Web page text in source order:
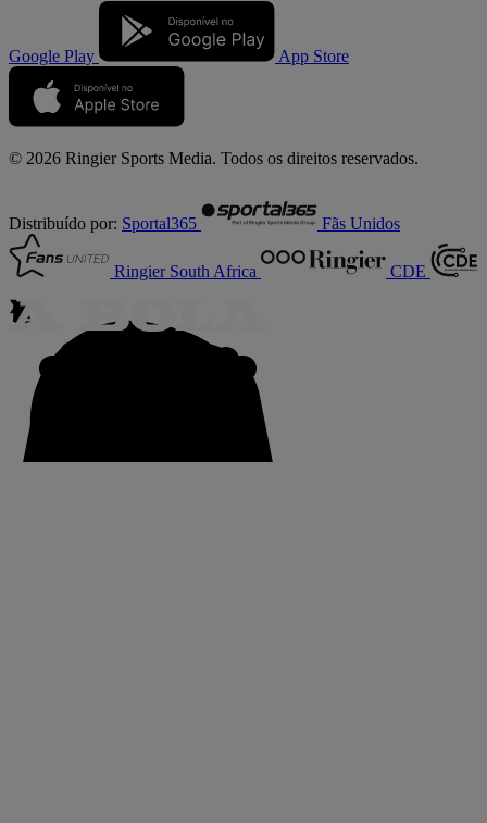
Google Play App Store
© 2026 Ringier Sports Media. Todos os direitos reservados.
Distribuído por: Sportal365 Fãs Unidos
Ringier South Africa CDE